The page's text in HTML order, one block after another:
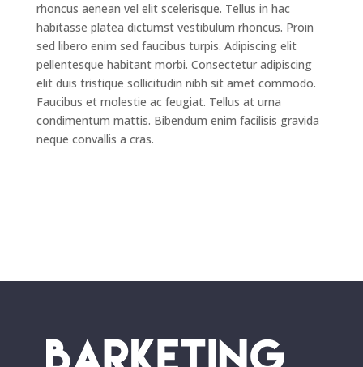
rhoncus aenean vel elit scelerisque. Tellus in hac
habitasse platea dictumst vestibulum rhoncus. Proin
sed libero enim sed faucibus turpis. Adipiscing elit
pellentesque habitant morbi. Consectetur adipiscing
elit duis tristique sollicitudin nibh sit amet commodo.
Faucibus et molestie ac feugiat. Tellus at urna
condimentum mattis. Bibendum enim facilisis gravida
neque convallis a cras.